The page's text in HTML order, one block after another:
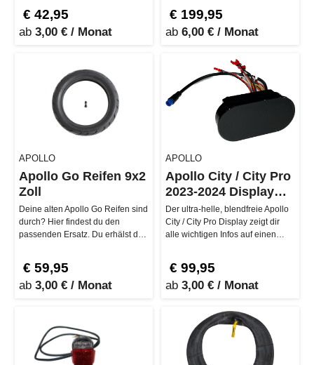
€ 42,95
ab 3,00 € / Monat
€ 199,95
ab 6,00 € / Monat
APOLLO
Apollo Go Reifen 9x2
Zoll
Deine alten Apollo Go Reifen sind
durch? Hier findest du den
passenden Ersatz. Du erhälst den
€ 59,95
ab 3,00 € / Monat
APOLLO
Apollo City / City Pro
2023-2024 Display
Assembly
Der ultra-helle, blendfreie Apollo
City / City Pro Display zeigt dir
alle wichtigen Infos auf einen
€ 99,95
ab 3,00 € / Monat